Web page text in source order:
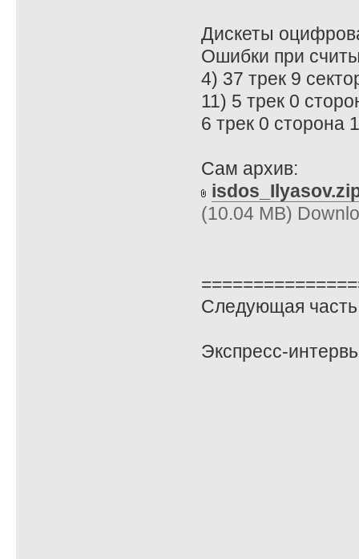
Дискеты
Ошибки при
4) 37 трек 9
11) 5 трек 0
6 трек 0 сторона
Сам архив:
(10.04 MB)
Следующая часть
Экспресс-